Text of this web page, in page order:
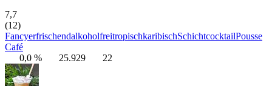
7,7
(12)
FancyerfrischendalkoholfreitropischkaribischSchichtcocktailPousse
Café
0,0 %
25.929 22